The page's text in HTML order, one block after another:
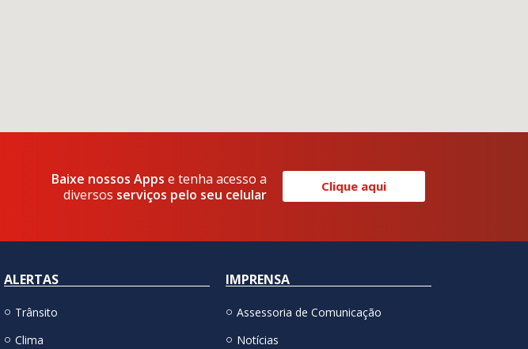
Baixe nossos Appse tenha acesso a
diversos serviços pelo seu celular Clique aqui
ALERTAS
Trânsito
Clima
IMPRENSA
Assessoria de Comunicação
Notícias